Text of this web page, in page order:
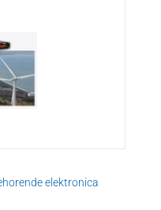
elektronica